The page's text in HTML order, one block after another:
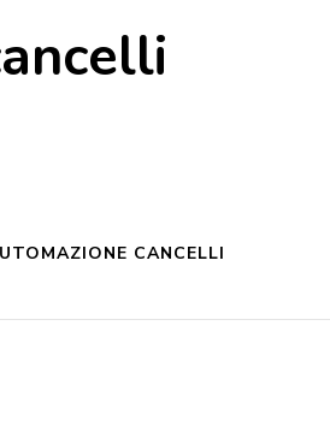
CANCELLI